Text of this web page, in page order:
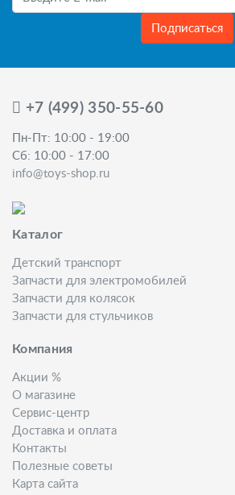
Подписаться
+7 (499) 350-55-60
Пн-Пт: 10:00 - 19:00
Сб: 10:00 - 17:00
info@toys-shop.ru
Каталог
Детский транспорт
Запчасти для электромобилей
Запчасти для колясок
Запчасти для стульчиков
Компания
Акции %
О магазине
Сервис-центр
Доставка и оплата
Контакты
Полезные советы
Карта сайта